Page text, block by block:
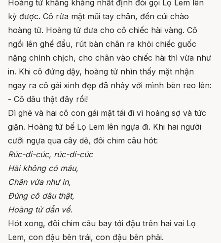
Hoàng tử khăng khăng nhất định đòi gọi Lọ Lem lên
kỳ được. Cô rửa mặt mũi tay chân, đến cúi chào
hoàng tử. Hoàng tử đưa cho cô chiếc hài vàng. Cô
ngồi lên ghế đẩu, rút bàn chân ra khỏi chiếc guốc
nặng chình chịch, cho chân vào chiếc hài thì vừa như
in. Khi cô đứng dậy, hoàng tử nhìn thấy mặt nhận
ngay ra cô gái xinh đẹp đã nhảy với mình bèn reo lên:
- Cô dâu thật đây rồi!
Dì ghẻ và hai cô con gái mặt tái đi vì hoảng sợ và tức
giận. Hoàng tử bế Lọ Lem lên ngựa đi. Khi hai người
cưỡi ngựa qua cây dẻ, đôi chim câu hót:
Rúc-di-cúc, rúc-di-cúc
Hài không có máu,
Chân vừa như in,
Đúng cô dâu thật,
Hoàng tử dẫn về.
Hót xong, đôi chim câu bay tới đậu trên hai vai Lọ
Lem, con đậu bên trái, con đậu bên phải.